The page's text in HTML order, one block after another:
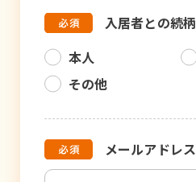
入居者との続柄
本人
その他
メールアドレス